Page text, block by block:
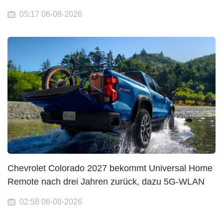
05:17 06-08-2026
Chevrolet Colorado 2027 bekommt Universal Home
Remote nach drei Jahren zurück, dazu 5G-WLAN
02:58 06-08-2026